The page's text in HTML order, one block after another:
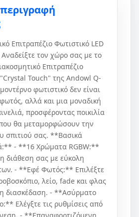
Επιτραπέζιο Φωτιστικό LED
τον χώρο σας με το
Επιτραπέζιο
Touch" της Andowl Q-
φωτιστικό δεν είναι
αλλά και μια μοναδική
προσφέροντας ποικιλία
θα μεταμορφώσουν την
σπιτιού σας. **Βασικά
- **16 Χρώματα RGBW:**
διάθεση σας με εύκολη
- **Εφέ Φωτός:** Επιλέξτε
λείο, fade και φλας
διασκέδαση. - **Ασύρματο
Ελέγξτε τις ρυθμίσεις από